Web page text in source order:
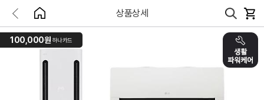
상품상세
100,000원 하나카드